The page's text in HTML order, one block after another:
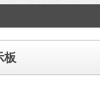
板